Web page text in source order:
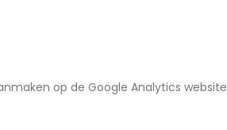
op de Google Analytics